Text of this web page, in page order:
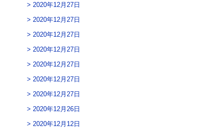
2020年12月27日
2020年12月27日
2020年12月27日
2020年12月27日
2020年12月27日
2020年12月27日
2020年12月27日
2020年12月26日
2020年12月12日